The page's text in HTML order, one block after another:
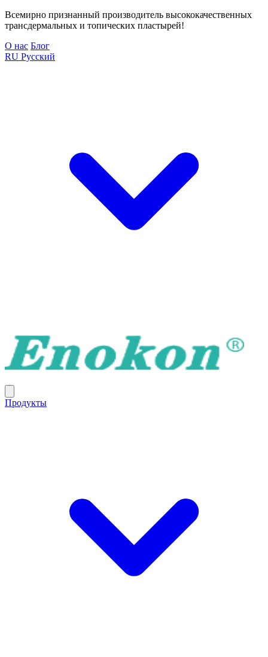
Всемирно признанный производитель высококачественных
трансдермальных и топических пластырей!
О нас Блог
RU Русский
Продукты